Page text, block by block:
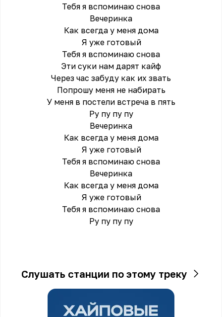
Тебя я вспоминаю снова
Вечеринка
Как всегда у меня дома
Я уже готовый
Тебя я вспоминаю снова
Эти суки нам дарят кайф
Через час забуду как их звать
Попрошу меня не набирать
У меня в постели встреча в пять
Ру пу пу пу
Вечеринка
Как всегда у меня дома
Я уже готовый
Тебя я вспоминаю снова
Вечеринка
Как всегда у меня дома
Я уже готовый
Тебя я вспоминаю снова
Ру пу пу пу
Слушать станции по этому треку